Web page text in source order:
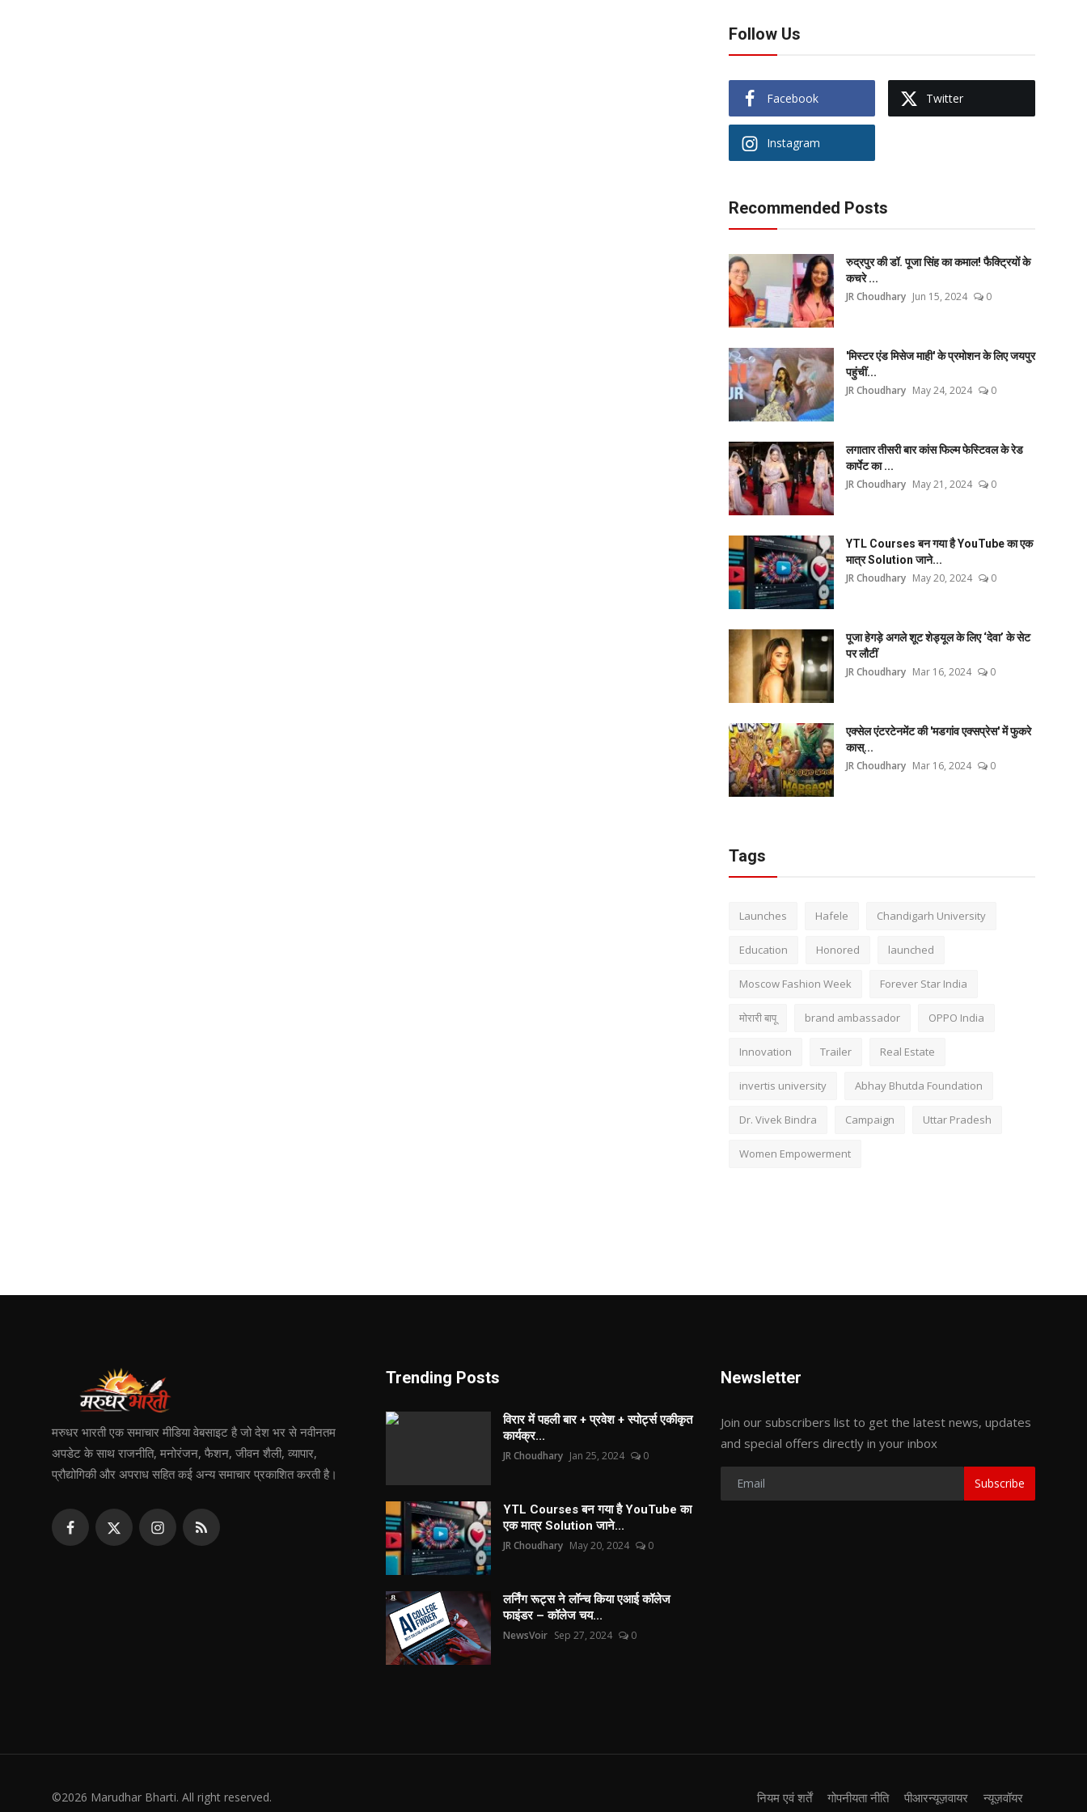
Follow Us
Facebook Twitter
Instagram
Recommended Posts
रुद्रपुर की डॉ. पूजा सिंह का कमाल! फैक्ट्रियों के
कचरे ...
JR Choudhary Jun 15, 2024 0
'मिस्टर एंड मिसेज माही' के प्रमोशन के लिए जयपुर
पहुंचीं...
JR Choudhary May 24, 2024 0
लगातार तीसरी बार कांस फिल्म फेस्टिवल के रेड
कार्पेट का ...
JR Choudhary May 21, 2024 0
YTL Courses बन गया है YouTube का एक
मात्र Solution जाने...
JR Choudhary May 20, 2024 0
पूजा हेगड़े अगले शूट शेड्यूल के लिए ‘देवा’ के सेट
पर लौटीं
JR Choudhary Mar 16, 2024 0
एक्सेल एंटरटेनमेंट की 'मडगांव एक्सप्रेस' में फुकरे
कास्...
JR Choudhary Mar 16, 2024 0
Tags
Launches Hafele Chandigarh University
Education Honored launched
Moscow Fashion Week Forever Star India
मोरारी बापू brand ambassador OPPO India
Innovation Trailer Real Estate
invertis university Abhay Bhutda Foundation
Dr. Vivek Bindra Campaign Uttar Pradesh
Women Empowerment
मरुधर भारती एक समाचार मीडिया वेबसाइट है जो देश भर से नवीनतम
अपडेट के साथ राजनीति, मनोरंजन, फैशन, जीवन शैली, व्यापार,
प्रौद्योगिकी और अपराध सहित कई अन्य समाचार प्रकाशित करती है।
Trending Posts
विरार में पहली बार + प्रवेश + स्पोर्ट्स एकीकृत
कार्यक्र...
JR Choudhary Jan 25, 2024 0
YTL Courses बन गया है YouTube का
एक मात्र Solution जाने...
JR Choudhary May 20, 2024 0
लर्निंग रूट्स ने लॉन्च किया एआई कॉलेज
फाइंडर – कॉलेज चय...
NewsVoir Sep 27, 2024 0
Newsletter
Join our subscribers list to get the latest news, updates
and special offers directly in your inbox
Subscribe
©2026 Marudhar Bharti. All right reserved. नियम एवं शर्तें गोपनीयता नीति पीआरन्यूज़वायर न्यूज़वॉयर